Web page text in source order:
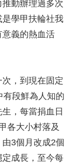
動辦理過多次
學甲扶輪社我
義的熱血活
，到現在固定
有段鮮為人知的
，每當捐血日
各大小村落及
3個月改成2個
成長，至今每